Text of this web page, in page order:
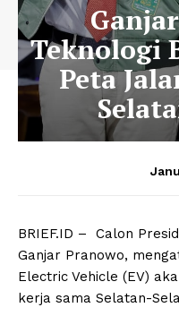
Teknologi
Peta
BRIEF.ID – Calon
Ganjar Pranowo,
Electric Vehicle (EV)
kerja sama Selatan-